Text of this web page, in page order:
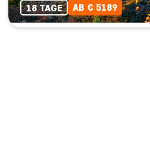
18 TAGE AB € 5189